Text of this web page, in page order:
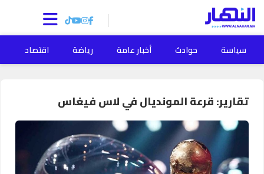
سياسة حوادث أخبار عامة رياضة اقتصاد
تقارير: قرعة المونديال في لاس فيغاس